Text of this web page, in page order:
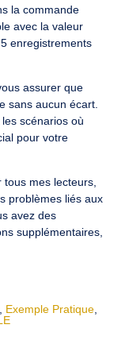
la commande
avec la valeur
enregistrements
assurer que
sans aucun écart.
scénarios où
pour votre
mes lecteurs,
problèmes liés aux
avez des
supplémentaires,
Exemple Pratique